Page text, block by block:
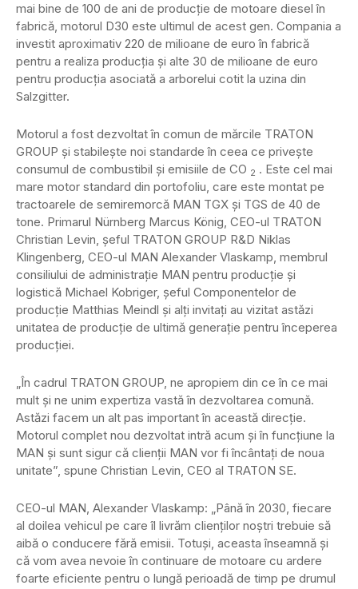
mai bine de 100 de ani de producție de motoare diesel în
fabrică, motorul D30 este ultimul de acest gen. Compania a
investit aproximativ 220 de milioane de euro în fabrică
pentru a realiza producția și alte 30 de milioane de euro
pentru producția asociată a arborelui cotit la uzina din
Salzgitter.
Motorul a fost dezvoltat în comun de mărcile TRATON
GROUP și stabilește noi standarde în ceea ce privește
consumul de combustibil și emisiile de CO 2 . Este cel mai
mare motor standard din portofoliu, care este montat pe
tractoarele de semiremorcă MAN TGX și TGS de 40 de
tone. Primarul Nürnberg Marcus König, CEO-ul TRATON
Christian Levin, șeful TRATON GROUP R&D Niklas
Klingenberg, CEO-ul MAN Alexander Vlaskamp, ​​membrul
consiliului de administrație MAN pentru producție și
logistică Michael Kobriger, șeful Componentelor de
producție Matthias Meindl și alți invitați au vizitat astăzi
unitatea de producție de ultimă generație pentru începerea
producției.
„În cadrul TRATON GROUP, ne apropiem din ce în ce mai
mult și ne unim expertiza vastă în dezvoltarea comună.
Astăzi facem un alt pas important în această direcție.
Motorul complet nou dezvoltat intră acum și în funcțiune la
MAN și sunt sigur că clienții MAN vor fi încântați de noua
unitate”, spune Christian Levin, CEO al TRATON SE.
CEO-ul MAN, Alexander Vlaskamp: „Până în 2030, fiecare
al doilea vehicul pe care îl livrăm clienților noștri trebuie să
aibă o conducere fără emisii. Totuși, aceasta înseamnă și
că vom avea nevoie în continuare de motoare cu ardere
foarte eficiente pentru o lungă perioadă de timp pe drumul